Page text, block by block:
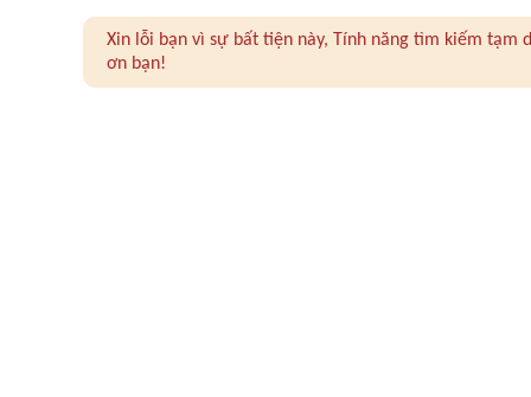
Xin lỗi bạn vì sự bất tiện này, Tính năng tìm kiếm
ơn bạn!